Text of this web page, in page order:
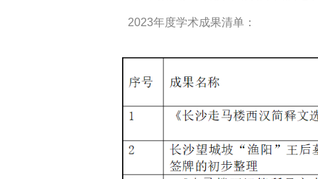
2023年度学术成果清单：